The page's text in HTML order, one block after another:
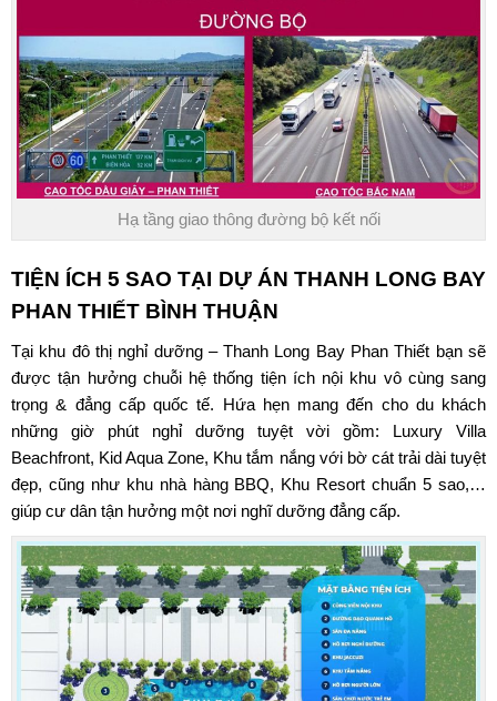
Hạ tầng giao thông đường bộ kết nối
TIỆN ÍCH 5 SAO TẠI DỰ ÁN THANH LONG BAY
PHAN THIẾT BÌNH THUẬN
Tại khu đô thị nghỉ dưỡng – Thanh Long Bay Phan Thiết bạn sẽ
được tận hưởng chuỗi hệ thống tiện ích nội khu vô cùng sang
trọng & đẳng cấp quốc tế. Hứa hẹn mang đến cho du khách
những giờ phút nghỉ dưỡng tuyệt vời gồm: Luxury Villa
Beachfront, Kid Aqua Zone, Khu tắm nắng với bờ cát trải dài tuyệt
đẹp, cũng như khu nhà hàng BBQ, Khu Resort chuẩn 5 sao,…
giúp cư dân tận hưởng một nơi nghĩ dưỡng đẳng cấp.